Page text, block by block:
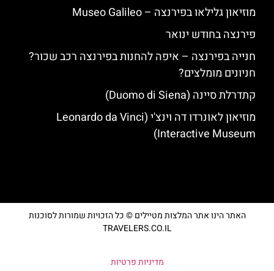
מוזיאון גלילאו בפירנצה – Museo Galileo
פירנצה בחודש ינואר
חנייה בפירנצה – איפה להחנות בפירנצה רכב שכור?
חניונים מומלצים?
קתדרלת סיינה (Duomo di Siena)
מוזיאון לאונרדו דה וינצ'י (Leonardo da Vinci
Interactive Museum)
האתר הינו אתר המלצות מטיילים © כל הזכויות שמורות לסוכנות
TRAVELERS.CO.IL
מדיניות פרטיות